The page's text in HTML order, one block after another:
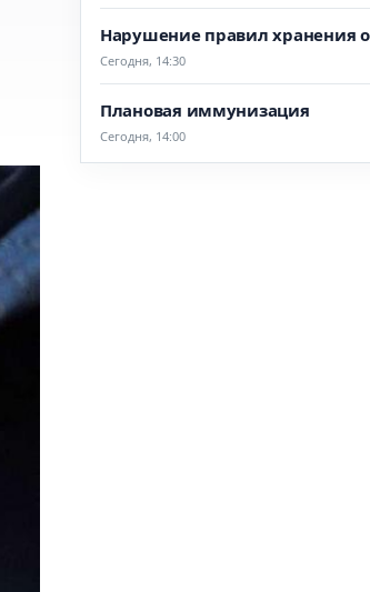
Нарушение правил хранения
Сегодня, 14:30
Плановая иммунизация
Сегодня, 14:00